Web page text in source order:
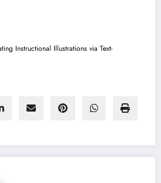
Instructional Illustrations via Text-